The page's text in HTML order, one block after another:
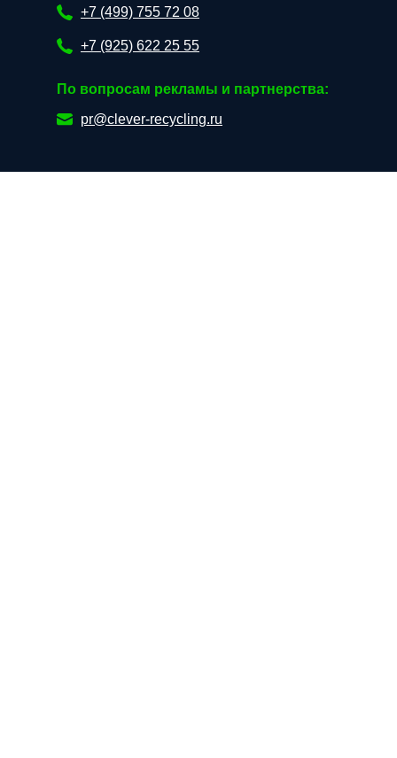
+7 (499) 755 72 08
+7 (925) 622 25 55
По вопросам рекламы и партнерства:
pr@clever-recycling.ru